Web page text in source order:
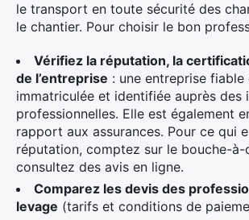
le transport en toute sécurité des
le chantier. Pour choisir le bon
Vérifiez la réputation, la
de l’entreprise : une entreprise fiable
immatriculée et identifiée auprès des
professionnelles. Elle est également
rapport aux assurances. Pour ce qui
réputation, comptez sur le bouche-à-
consultez des avis en ligne.
Comparez les devis des
levage (tarifs et conditions de